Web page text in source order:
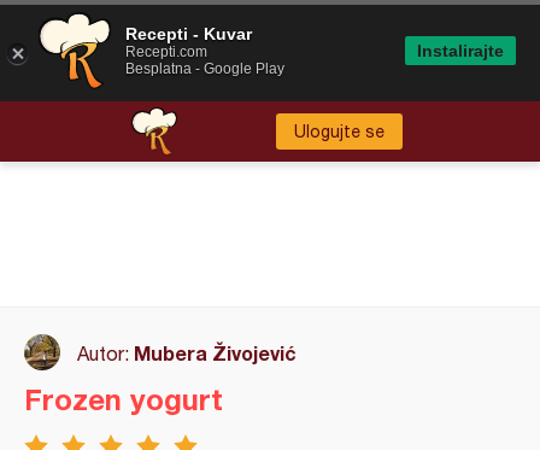
Ulogujte se
Autor: Mubera Živojević
Frozen yogurt
Recepti - Kuvar
Recepti.com
Besplatna - Google Play
Instalirajte